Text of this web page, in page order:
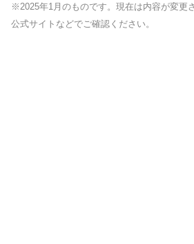
※2025年1月のものです。現在は内容が変更
公式サイトなどでご確認ください。